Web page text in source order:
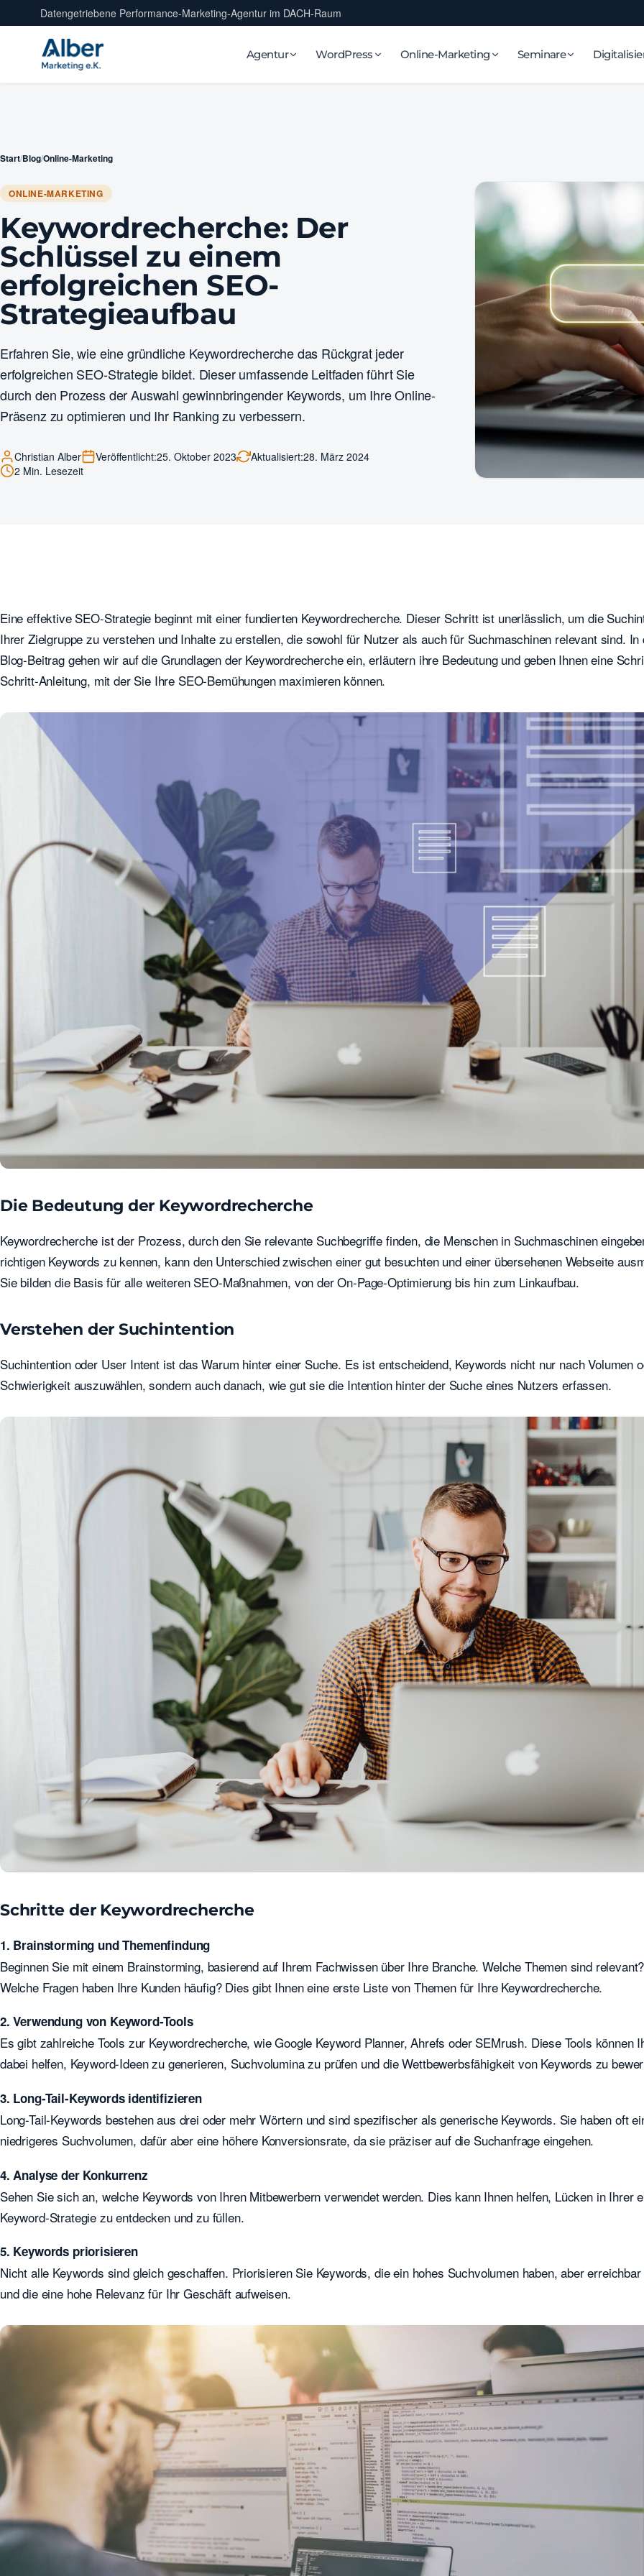
Datengetriebene Performance-Marketing-Agentur im DACH-Raum
Agentur WordPress Online-Marketing Seminare
Start/Blog/Online-Marketing
ONLINE-MARKETING
Keywordrecherche: Der
Schlüssel zu einem
erfolgreichen SEO-
Strategieaufbau
Erfahren Sie, wie eine gründliche Keywordrecherche das Rückgrat jeder
erfolgreichen SEO-Strategie bildet. Dieser umfassende Leitfaden führt Sie
durch den Prozess der Auswahl gewinnbringender Keywords, um Ihre Online-
Präsenz zu optimieren und Ihr Ranking zu verbessern.
Christian Alber Veröffentlicht:25. Oktober 2023 Aktualisiert:28. März 2024
2 Min. Lesezeit
Eine effektive SEO-Strategie beginnt mit einer fundierten Keywordrecherche. Dieser Schritt ist unerlässlich, um die
Ihrer Zielgruppe zu verstehen und Inhalte zu erstellen, die sowohl für Nutzer als auch für Suchmaschinen relevant sind. In
Blog-Beitrag gehen wir auf die Grundlagen der Keywordrecherche ein, erläutern ihre Bedeutung und geben Ihnen eine
Schritt-Anleitung, mit der Sie Ihre SEO-Bemühungen maximieren können.
Die Bedeutung der Keywordrecherche
Keywordrecherche ist der Prozess, durch den Sie relevante Suchbegriffe finden, die Menschen in Suchmaschinen
richtigen Keywords zu kennen, kann den Unterschied zwischen einer gut besuchten und einer übersehenen Webseite
Sie bilden die Basis für alle weiteren SEO-Maßnahmen, von der On-Page-Optimierung bis hin zum Linkaufbau.
Verstehen der Suchintention
Suchintention oder User Intent ist das Warum hinter einer Suche. Es ist entscheidend, Keywords nicht nur nach Volumen
Schwierigkeit auszuwählen, sondern auch danach, wie gut sie die Intention hinter der Suche eines Nutzers erfassen.
Schritte der Keywordrecherche
1. Brainstorming und Themenfindung
Beginnen Sie mit einem Brainstorming, basierend auf Ihrem Fachwissen über Ihre Branche. Welche Themen sind relevant?
Welche Fragen haben Ihre Kunden häufig? Dies gibt Ihnen eine erste Liste von Themen für Ihre Keywordrecherche.
2. Verwendung von Keyword-Tools
Es gibt zahlreiche Tools zur Keywordrecherche, wie Google Keyword Planner, Ahrefs oder SEMrush. Diese Tools können
dabei helfen, Keyword-Ideen zu generieren, Suchvolumina zu prüfen und die Wettbewerbsfähigkeit von Keywords zu
3. Long-Tail-Keywords identifizieren
Long-Tail-Keywords bestehen aus drei oder mehr Wörtern und sind spezifischer als generische Keywords. Sie haben oft
niedrigeres Suchvolumen, dafür aber eine höhere Konversionsrate, da sie präziser auf die Suchanfrage eingehen.
4. Analyse der Konkurrenz
Sehen Sie sich an, welche Keywords von Ihren Mitbewerbern verwendet werden. Dies kann Ihnen helfen, Lücken in Ihrer
Keyword-Strategie zu entdecken und zu füllen.
5. Keywords priorisieren
Nicht alle Keywords sind gleich geschaffen. Priorisieren Sie Keywords, die ein hohes Suchvolumen haben, aber
und die eine hohe Relevanz für Ihr Geschäft aufweisen.